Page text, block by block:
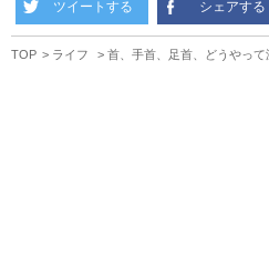
ツイートする シェアする
TOP ライフ 首、手首、足首、どうやっ